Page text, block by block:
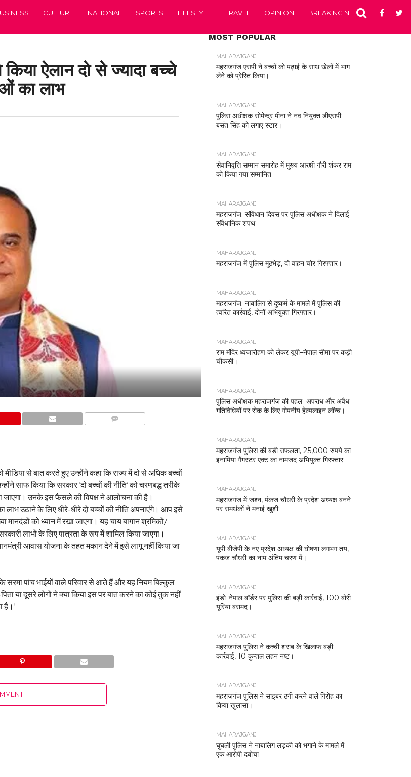
CULTURE NATIONAL SPORTS LIFESTYLE TRAVEL OPINION BREAKING NEWS
ऐलान दो से ज्यादा बच्चे
का लाभ
से बात करते हुए उन्होंने कहा कि राज्य में दो से अधिक बच्चों
साफ किया कि सरकार ‘दो बच्चों की नीति’ को चरणबद्ध तरीके
जाएगा। उनके इस फैसले की विपक्ष ने आलोचना की है।
लाभ उठाने के लिए धीरे-धीरे दो बच्चों की नीति अपनाएंगे। आप इसे
को ध्यान में रखा जाएगा। यह चाय बागान श्रमिकों/
लाभों के लिए पात्रता के रूप में शामिल किया जाएगा।
आवास योजना के तहत मकान देने में इसे लागू नहीं किया जा
सरमा पांच भाईयों वाले परिवार से आते हैं और यह नियम बिल्कुल
या दूसरे लोगों ने क्या किया इस पर बात करने का कोई तुक नहीं
है।’
MOST POPULAR
MAHARAJGANJ
महराजगंज एसपी ने बच्चों को पढ़ाई के साथ खेलों में भाग
लेने को प्रेरित किया।
MAHARAJGANJ
पुलिस अधीक्षक सोमेन्द्र मीना ने नव नियुक्त डीएसपी
बसंत सिंह को लगाए स्टार।
MAHARAJGANJ
सेवानिवृत्ति सम्मान समारोह में मुख्य आरक्षी गौरी शंकर राम
को किया गया सम्मानित
MAHARAJGANJ
महराजगंज: संविधान दिवस पर पुलिस अधीक्षक ने दिलाई
संवैधानिक शपथ
MAHARAJGANJ
महराजगंज में पुलिस मुठभेड़, दो वाहन चोर गिरफ्तार।
MAHARAJGANJ
महराजगंज: नाबालिग से दुष्कर्म के मामले में पुलिस की
त्वरित कार्रवाई, दोनों अभियुक्त गिरफ्तार।
MAHARAJGANJ
राम मंदिर ध्वजारोहण को लेकर यूपी–नेपाल सीमा पर कड़ी
चौकसी।
MAHARAJGANJ
पुलिस अधीक्षक महराजगंज की पहल अपराध और अवैध
गतिविधियों पर रोक के लिए गोपनीय हेल्पलाइन लॉन्च।
MAHARAJGANJ
महराजगंज पुलिस की बड़ी सफलता, 25,000 रुपये का
इनामिया गैंगस्टर एक्ट का नामजद अभियुक्त गिरफ्तार
MAHARAJGANJ
महराजगंज में जश्न, पंकज चौधरी के प्रदेश अध्यक्ष बनने
पर समर्थकों ने मनाई खुशी
MAHARAJGANJ
यूपी बीजेपी के नए प्रदेश अध्यक्ष की घोषणा लगभग तय,
पंकज चौधरी का नाम अंतिम चरण में।
MAHARAJGANJ
इंडो-नेपाल बॉर्डर पर पुलिस की बड़ी कार्रवाई, 100 बोरी
यूरिया बरामद।
MAHARAJGANJ
महराजगंज पुलिस ने कच्ची शराब के खिलाफ बड़ी
कार्रवाई, 10 कुन्तल लहन नष्ट।
MAHARAJGANJ
महराजगंज पुलिस ने साइबर ठगी करने वाले गिरोह का
किया खुलासा।
MAHARAJGANJ
घुघली पुलिस ने नाबालिग लड़की को भगाने के मामले में
एक आरोपी दबोचा